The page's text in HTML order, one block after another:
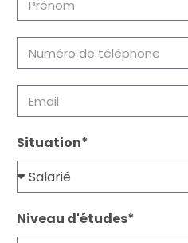
Situation*
Niveau d'études*